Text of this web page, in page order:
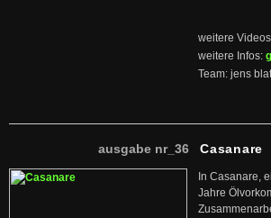
weitere
weitere Infos:
Team: jens
ausgabe nr_36 Casanare
In Casanare,
Jahre